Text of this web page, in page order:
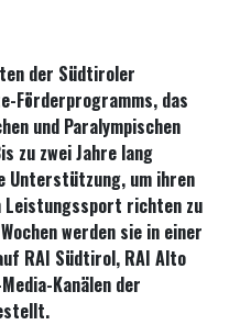
der Südtiroler
Förderprogramms, das
und Paralympischen
zu zwei Jahre lang
Unterstützung, um ihren
Leistungssport richten zu
werden sie in einer
RAI Südtirol, RAI Alto
Kanälen der